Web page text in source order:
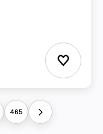
Ajouter
465 Next